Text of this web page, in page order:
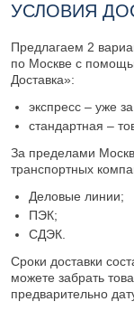
УСЛОВИЯ
Предлагаем 2
по Москве с
Доставка»:
экспресс – уже
стандартная –
За пределами
транспортных
Деловые линии;
ПЭК;
СДЭК.
Сроки доставки
можете забрать
предварительно